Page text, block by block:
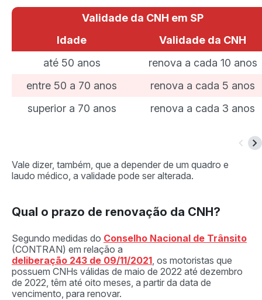
Validade da CNH em SP
Idade
Validade da CNH
até 50 anos
renova a cada 10 anos
entre 50 a 70 anos
renova a cada 5 anos
superior a 70 anos
renova a cada 3 anos
Vale dizer, também, que a depender de um quadro e
laudo médico, a validade pode ser alterada.
Qual o prazo de renovação da CNH?
Segundo medidas do Conselho Nacional de Trânsito
(CONTRAN) em relação a
deliberação 243 de 09/11/2021 , os motoristas que
possuem CNHs válidas de maio de 2022 até dezembro
de 2022, têm até oito meses, a partir da data de
vencimento, para renovar.